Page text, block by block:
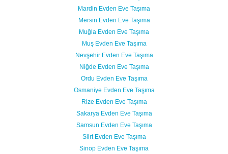
Mardin Evden Eve Taşıma
Mersin Evden Eve Taşıma
Muğla Evden Eve Taşıma
Muş Evden Eve Taşıma
Nevşehir Evden Eve Taşıma
Niğde Evden Eve Taşıma
Ordu Evden Eve Taşıma
Osmaniye Evden Eve Taşıma
Rize Evden Eve Taşıma
Sakarya Evden Eve Taşıma
Samsun Evden Eve Taşıma
Siirt Evden Eve Taşıma
Sinop Evden Eve Taşıma